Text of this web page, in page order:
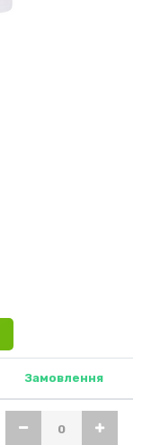
Замовлення